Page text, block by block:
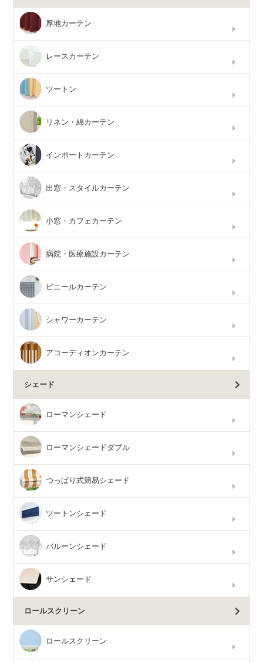
厚地カーテン
レースカーテン
ツートン
リネン・綿カーテン
インポートカーテン
出窓・スタイルカーテン
小窓・カフェカーテン
病院・医療施設カーテン
ビニールカーテン
シャワーカーテン
アコーディオンカーテン
シェード
ローマンシェード
ローマンシェードダブル
つっぱり式簡易シェード
ツートンシェード
バルーンシェード
サンシェード
ロールスクリーン
ロールスクリーン